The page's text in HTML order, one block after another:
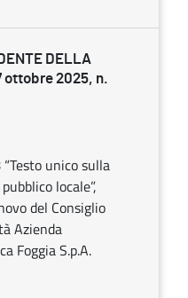
DELLA
ottobre 2025, n.
unico sulla
locale”,
del Consiglio
Azienda
Foggia S.p.A.